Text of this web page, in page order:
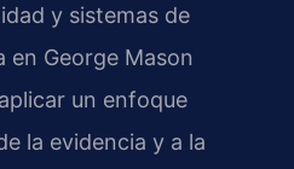
y sistemas de
George Mason
un enfoque
la evidencia y a la